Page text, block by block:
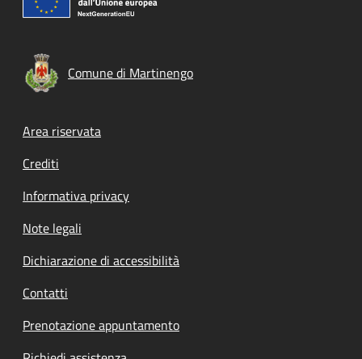
Comune di Martinengo
Footer menu
Area riservata
Crediti
Informativa privacy
Note legali
Dichiarazione di accessibilità
Contatti
Prenotazione appuntamento